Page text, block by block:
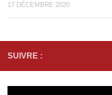
17 DÉCEMBRE 2020
SUIVRE :